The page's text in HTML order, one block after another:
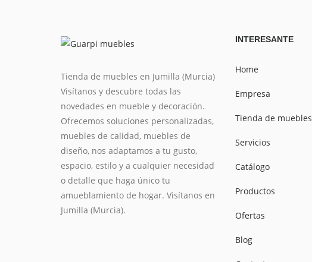
Tienda de muebles en Jumilla (Murcia)
Visítanos y descubre todas las
novedades en mueble y decoración.
Ofrecemos soluciones personalizadas,
muebles de calidad, muebles de
diseño, nos adaptamos a tu gusto,
espacio, estilo y a cualquier necesidad
o detalle que haga único tu
amueblamiento de hogar. Visítanos en
Jumilla (Murcia).
INTERESANTE
Home
Empresa
Tienda de muebles
Servicios
Catálogo
Productos
Ofertas
Blog